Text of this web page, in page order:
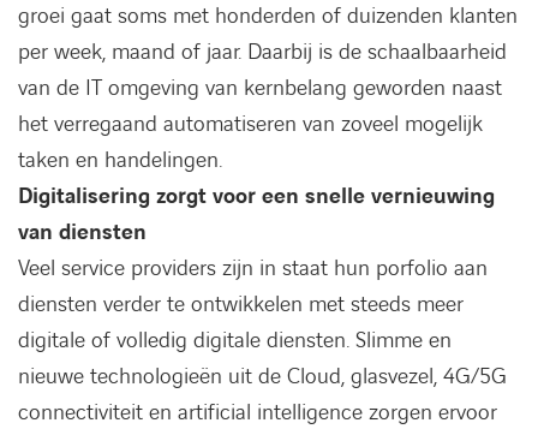
groei gaat soms met honderden of duizenden klanten
per week, maand of jaar. Daarbij is de schaalbaarheid
van de IT omgeving van kernbelang geworden naast
het verregaand automatiseren van zoveel mogelijk
taken en handelingen.
Digitalisering zorgt voor een snelle vernieuwing
van diensten
Veel service providers zijn in staat hun porfolio aan
diensten verder te ontwikkelen met steeds meer
digitale of volledig digitale diensten. Slimme en
nieuwe technologieën uit de Cloud, glasvezel, 4G/5G
connectiviteit en artificial intelligence zorgen ervoor